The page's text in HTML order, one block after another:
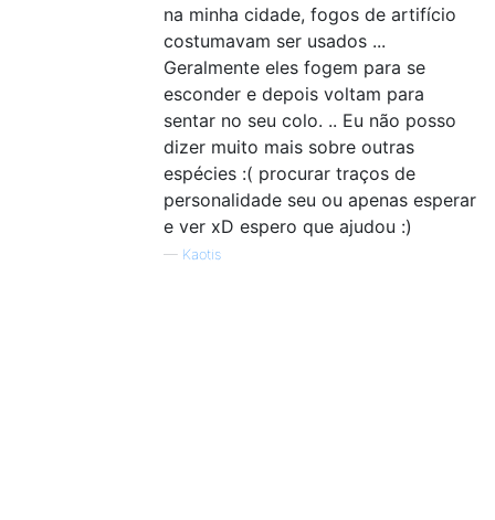
na minha cidade, fogos de artifício
costumavam ser usados ​​...
Geralmente eles fogem para se
esconder e depois voltam para
sentar no seu colo. .. Eu não posso
dizer muito mais sobre outras
espécies :( procurar traços de
personalidade seu ou apenas esperar
e ver xD espero que ajudou :)
— Kaotis